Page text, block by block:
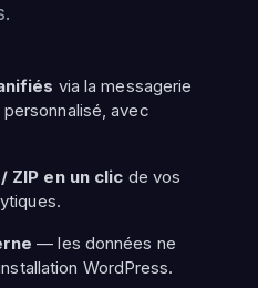
via la messagerie
avec
ZIP en un clic de vos
— les données ne
WordPress.